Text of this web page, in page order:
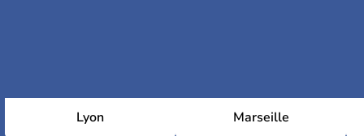
Lyon Marseille